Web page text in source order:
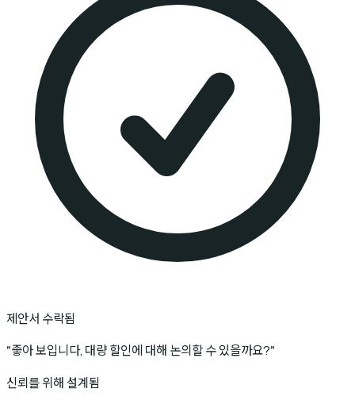
제안서 수락됨
"좋아 보입니다, 대량 할인에 대해 논의할 수 있을까요?"
신뢰를 위해 설계됨